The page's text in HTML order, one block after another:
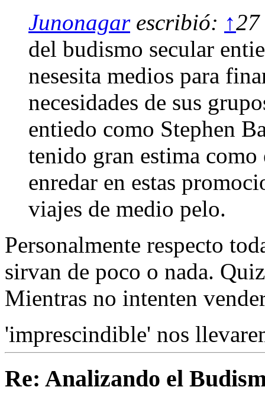
Junonagarescribió: ↑
del budismo secular
nesesita medios para
necesidades de sus
entiedo como Stephen
tenido gran estima
enredar en estas
viajes de medio pelo.
Personalmente respecto
sirvan de poco o nada.
Mientras no intenten
'imprescindible' nos
Re: Analizando el